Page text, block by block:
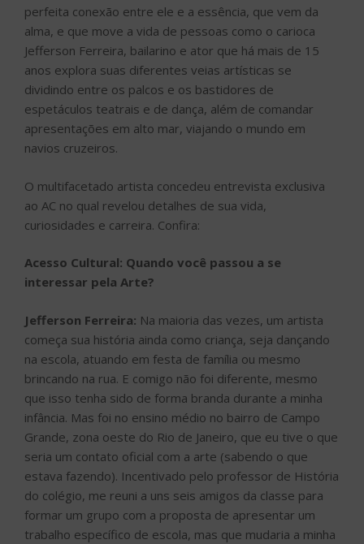
perfeita conexão entre ele e a essência, que vem da
alma, e que move a vida de pessoas como o carioca
Jefferson Ferreira, bailarino e ator que há mais de 15
anos explora suas diferentes veias artísticas se
dividindo entre os palcos e os bastidores de
espetáculos teatrais e de dança, além de comandar
apresentações em alto mar, viajando o mundo em
navios cruzeiros.
O multifacetado artista concedeu entrevista exclusiva
ao AC no qual revelou detalhes de sua vida,
curiosidades e carreira. Confira:
Acesso Cultural: Quando você passou a se
interessar pela Arte?
Jefferson Ferreira: Na maioria das vezes, um artista
começa sua história ainda como criança, seja dançando
na escola, atuando em festa de família ou mesmo
brincando na rua. E comigo não foi diferente, mesmo
que isso tenha sido de forma branda durante a minha
infância. Mas foi no ensino médio no bairro de Campo
Grande, zona oeste do Rio de Janeiro, que eu tive o que
seria um contato oficial com a arte (sabendo o que
estava fazendo). Incentivado pelo professor de História
do colégio, me reuni a uns seis amigos da classe para
formar um grupo com a proposta de apresentar um
trabalho específico de escola, mas que mudaria a minha